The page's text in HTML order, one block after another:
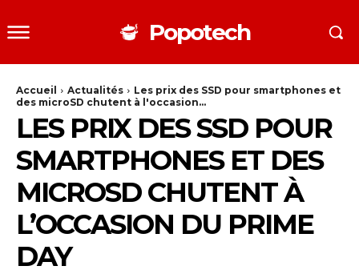
Popotech
Accueil Actualités
Les prix des SSD pour smartphones et
des microSD chutent à l'occasion...
LES PRIX DES SSD POUR
SMARTPHONES ET DES
MICROSD CHUTENT À
L’OCCASION DU PRIME
DAY